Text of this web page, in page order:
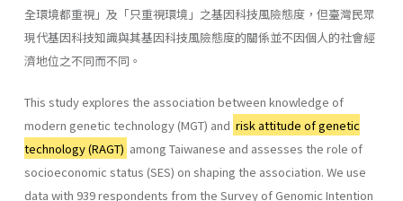
全環境都重視」及「只重視環境」之基因科技風險態度，但臺灣民眾
現代基因科技知識與其基因科技風險態度的關係並不因個人的社會經
濟地位之不同而不同。
This study explores the association between knowledge of
modern genetic technology (MGT) and risk attitude of genetic
technology (RAGT) among Taiwanese and assesses the role of
socioeconomic status (SES) on shaping the association. We use
data with 939 respondents from the Survey of Genomic Intention